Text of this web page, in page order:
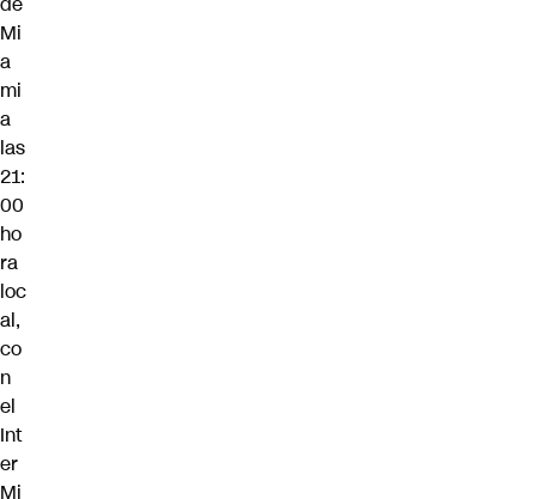
Mi
a
mi
a
las
21:
00
ho
ra
loc
al,
co
n
el
Int
er
Mi